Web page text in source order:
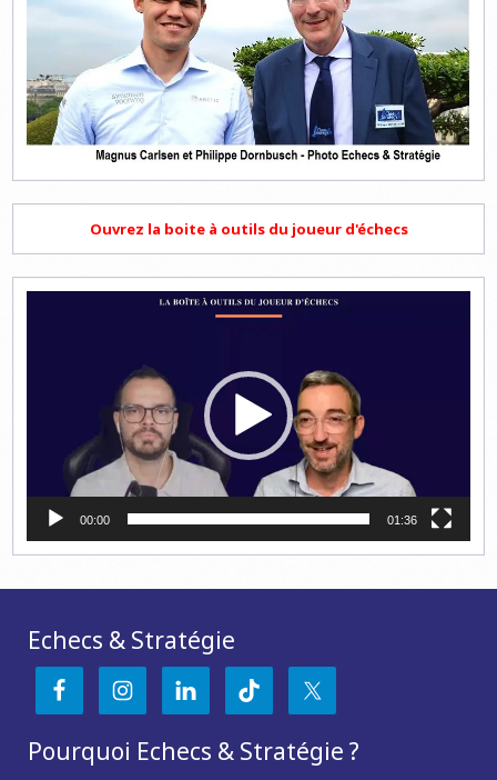
Ouvrez la boite à outils du joueur d'échecs
00:00 01:36
Echecs & Stratégie
Pourquoi Echecs & Stratégie ?